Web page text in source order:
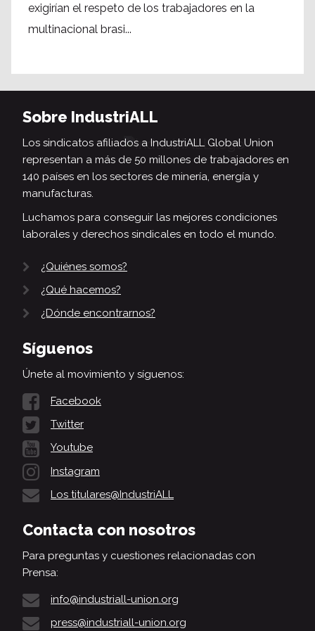
exigirían el respeto de los trabajadores en la
multinacional brasi...
Sobre IndustriALL
Los sindicatos afiliados a IndustriALL Global Union
representan a más de 50 millones de trabajadores en
140 países en los sectores de minería, energía y
manufacturas.
Luchamos para conseguir las mejores condiciones
laborales y derechos sindicales en todo el mundo.
¿Quiénes somos?
¿Qué hacemos?
¿Dónde encontrarnos?
Síguenos
Únete al movimiento y síguenos:
Facebook
Twitter
Youtube
Instagram
Los titulares@IndustriALL
Contacta con nosotros
Para preguntas y cuestiones relacionadas con
Prensa:
info@industriall-union.org
press@industriall-union.org